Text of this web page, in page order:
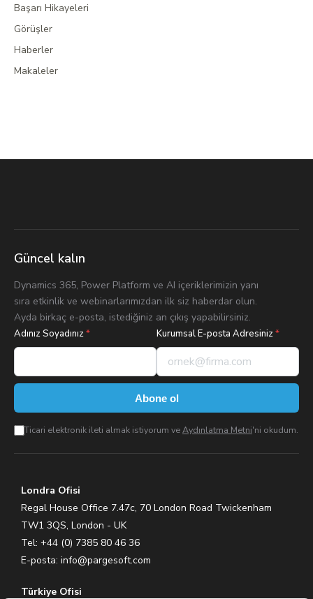
Başarı Hikayeleri
Görüşler
Haberler
Makaleler
Güncel kalın
Dynamics 365, Power Platform ve AI içeriklerimizin yanı
sıra etkinlik ve webinarlarımızdan ilk siz haberdar olun.
Ayda birkaç e-posta, istediğiniz an çıkış yapabilirsiniz.
Adınız Soyadınız* Kurumsal E-posta Adresiniz*
Abone ol
Ticari elektronik ileti almak istiyorum veAydınlatma Metni'ni okudum.
Londra Ofisi
Regal House Office 7.47c, 70 London Road Twickenham
TW1 3QS, London - UK
Tel: +44 (0) 7385 80 46 36
E-posta: info@pargesoft.com
Türkiye Ofisi